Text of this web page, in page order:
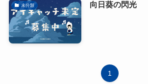
未分類 向日葵の閃光
1